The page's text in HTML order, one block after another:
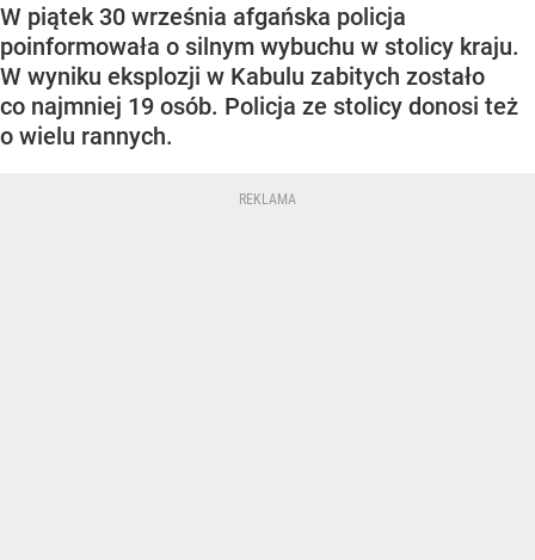
W piątek 30 września afgańska policja
poinformowała o silnym wybuchu w stolicy kraju.
W wyniku eksplozji w Kabulu zabitych zostało
co najmniej 19 osób. Policja ze stolicy donosi też
o wielu rannych.